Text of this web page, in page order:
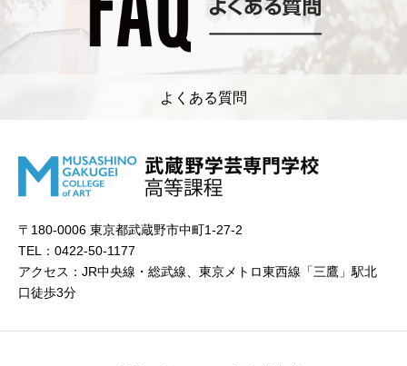
よくある質問
〒180-0006 東京都武蔵野市中町1-27-2
TEL：0422-50-1177
アクセス：JR中央線・総武線、東京メトロ東西線「三鷹」駅北
口徒歩3分